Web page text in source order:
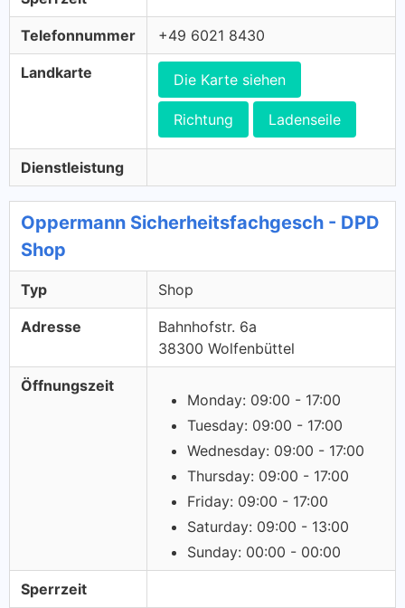
Telefonnummer +49 6021 8430
Landkarte Die Karte siehen
Richtung Ladenseile
Dienstleistung
Oppermann Sicherheitsfachgesch - DPD
Shop
Typ Shop
Adresse
Bahnhofstr. 6a
38300 Wolfenbüttel
Öffnungszeit
Monday: 09:00 - 17:00
Tuesday: 09:00 - 17:00
Wednesday: 09:00 - 17:00
Thursday: 09:00 - 17:00
Friday: 09:00 - 17:00
Saturday: 09:00 - 13:00
Sunday: 00:00 - 00:00
Sperrzeit